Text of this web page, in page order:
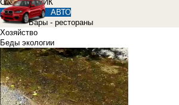
СПРАВОЧНИК
АВТО
Бары - рестораны
Хозяйство
Беды экологии